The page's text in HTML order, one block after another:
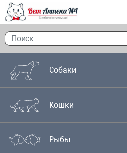
Собаки
Кошки
Рыбы